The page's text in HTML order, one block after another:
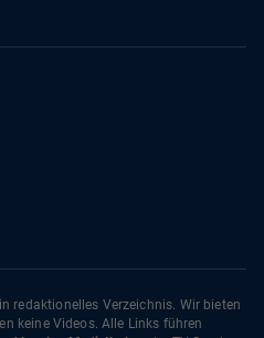
redaktionelles Verzeichnis. Wir bieten
keine Videos. Alle Links führen